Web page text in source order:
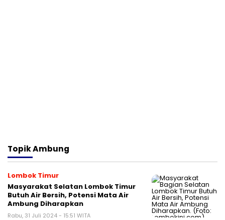
TopikAmbung
Lombok Timur
Masyarakat Selatan Lombok Timur
Butuh Air Bersih, Potensi Mata Air
Ambung Diharapkan
Rabu, 31 Juli 2024 - 15:51 WITA